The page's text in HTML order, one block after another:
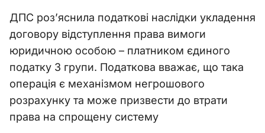
ДПС роз’яснила податкові наслідки укладення
договору відступлення права вимоги
юридичною особою – платником єдиного
податку 3 групи. Податкова вважає, що така
операція є механізмом негрошового
розрахунку та може призвести до втрати
права на спрощену систему